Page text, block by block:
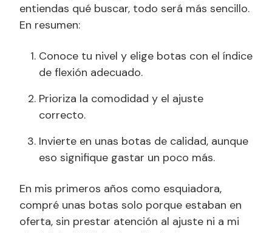
entiendas qué buscar, todo será más sencillo.
En resumen:
Conoce tu nivel y elige botas con el índice
de flexión adecuado.
Prioriza la comodidad y el ajuste
correcto.
Invierte en unas botas de calidad, aunque
eso signifique gastar un poco más.
En mis primeros años como esquiadora,
compré unas botas solo porque estaban en
oferta, sin prestar atención al ajuste ni a mi